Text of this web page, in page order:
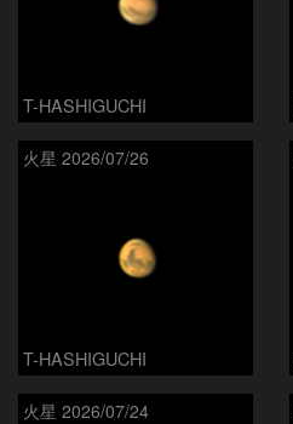
T-HASHIGUCHI
火星 2026/07/26
T-HASHIGUCHI
火星 2026/07/24